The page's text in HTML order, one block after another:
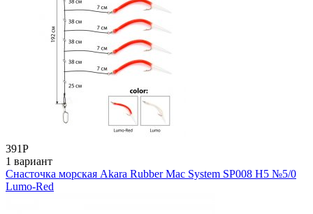
391Р
1 вариант
Снасточка морская Akara Rubber Mac System SP008 H5 №5/0
Lumo-Red